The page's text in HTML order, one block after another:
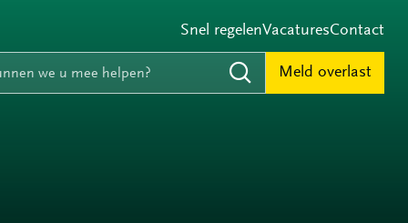
Snel regelenVacaturesContact
we u mee helpen?
Zoeken
Meld overlast